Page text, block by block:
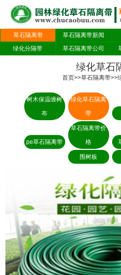
草石隔离带 草石隔离带新闻
绿化分隔带
草石隔离带公司
绿化草石
首页>>草石隔离带>>
树木保温缠树
布
绿化草石隔离
带
pe草石隔离带
草石隔离带价
格
围树板